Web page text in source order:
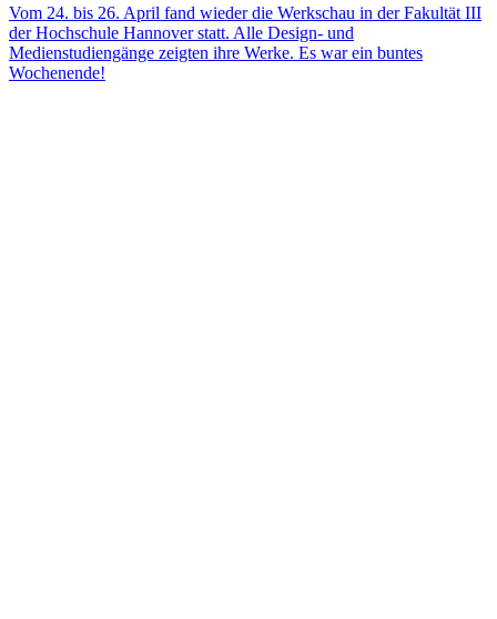
Vom 24. bis 26. April fand wieder die Werkschau in der Fakultät III
der Hochschule Hannover statt. Alle Design- und
Medienstudiengänge zeigten ihre Werke. Es war ein buntes
Wochenende!